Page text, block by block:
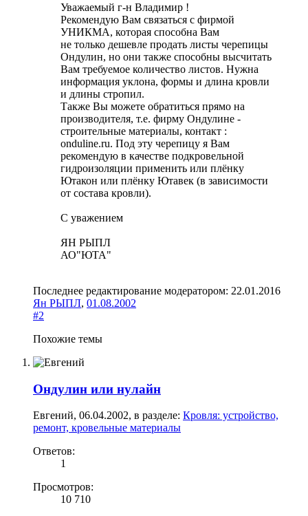
Уважаемый г-н Владимир !
Рекомендую Вам связаться с фирмой
УНИКМА, которая способна Вам
не только дешевле продать листы черепицы
Ондулин, но они также способны высчитать
Вам требуемое количество листов. Нужна
информация уклона, формы и длина кровли
и длины стропил.
Также Вы можете обратиться прямо на
производителя, т.е. фирму Ондулине -
строительные материалы, контакт :
onduline.ru. Под эту черепицу я Вам
рекомендую в качестве подкровельной
гидроизоляции применить или плёнку
Ютакон или плёнку Ютавек (в зависимости
от состава кровли).
С уважением
ЯН РЫПЛ
АО"ЮТА"
Последнее редактирование модератором: 22.01.2016
Ян РЫПЛ, 01.08.2002
#2
Похожие темы
Ондулин или нулайн
Евгений, 06.04.2002, в разделе: Кровля: устройство,
ремонт, кровельные материалы
Ответов:
1
Просмотров:
10 710